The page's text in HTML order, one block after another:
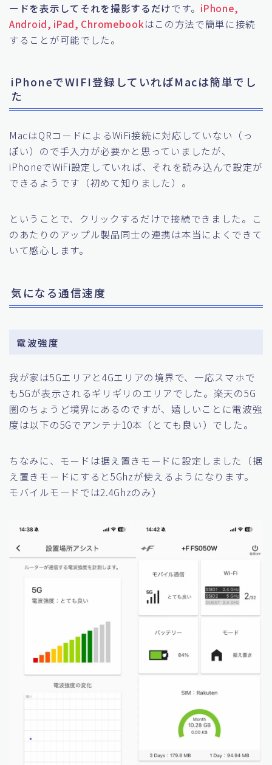
ードを表示してそれを撮影するだけです。 iPhone,
Android, iPad, Chromebookはこの方法で簡単に接続
することが可能でした。
iPhoneでWIFI登録していればMacは簡単でし
た
MacはQRコードによるWiFi接続に対応していない（っ
ぽい）ので手入力が必要かと思っていましたが、
iPhoneでWiFi設定していれば、それを読み込んで設定が
できるようです（初めて知りました）。
ということで、クリックするだけで接続できました。こ
のあたりのアップル製品同士の連携は本当によくできて
いて感心します。
気になる通信速度
電波強度
我が家は5Gエリアと4Gエリアの境界で、一応スマホで
も5Gが表示されるギリギリのエリアでした。楽天の5G
圏のちょうど境界にあるのですが、嬉しいことに電波強
度は以下の5Gでアンテナ10本（とても良い）でした。
ちなみに、モードは据え置きモードに設定しました（据
え置きモードにすると5Ghzが使えるようになります。
モバイルモードでは2.4Ghzのみ）